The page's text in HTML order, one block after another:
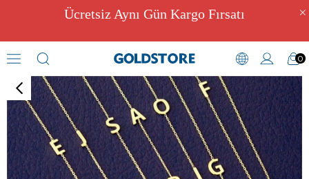
Ücretsiz Aynı Gün Kargo Fırsatı
0
Sonsuzluk Kolyeler